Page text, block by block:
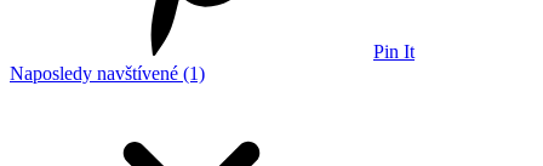
Pin It
Naposledy navštívené (1)